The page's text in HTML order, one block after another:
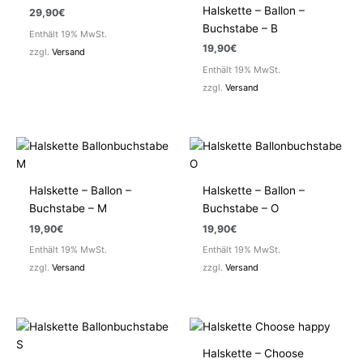
29,90€
Enthält 19% MwSt.
zzgl.Versand
Halskette – Ballon –
Buchstabe – B
19,90€
Enthält 19% MwSt.
zzgl.Versand
Halskette – Ballon –
Buchstabe – M
19,90€
Enthält 19% MwSt.
zzgl.Versand
Halskette – Ballon –
Buchstabe – O
19,90€
Enthält 19% MwSt.
zzgl.Versand
Halskette – Choose